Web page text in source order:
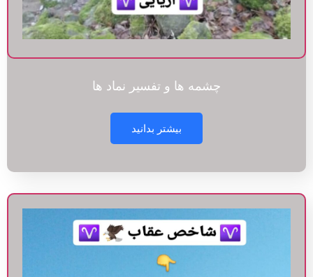
چشمه ها و تفسیر نماد ها
بیشتر بدانید